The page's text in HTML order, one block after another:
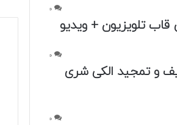
0
تلویزیون + ویدیو
0
و تمجید الکی شری
0